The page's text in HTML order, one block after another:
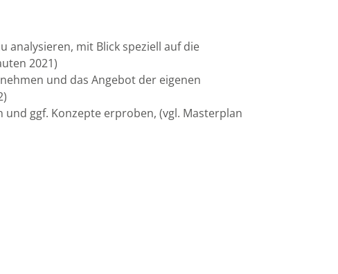
analysieren, mit Blick speziell auf die
2021)
und das Angebot der eigenen
ggf. Konzepte erproben, (vgl. Masterplan